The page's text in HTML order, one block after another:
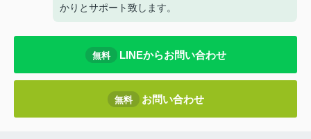
かりとサポート致します。
無料 LINEからお問い合わせ
無料 お問い合わせ